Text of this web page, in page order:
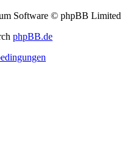
Software © phpBB Limited
phpBB.de